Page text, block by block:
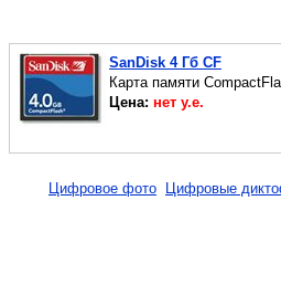
SanDisk 4 Гб CF
Карта памяти
Цена: нет у.е.
Цифровое фото Цифровые